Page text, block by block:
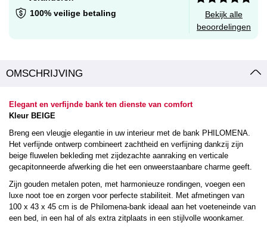
100% veilige betaling
Bekijk alle
beoordelingen
OMSCHRIJVING
Elegant en verfijnde bank ten dienste van comfort
Kleur BEIGE
Breng een vleugje elegantie in uw interieur met de bank PHILOMENA.
Het verfijnde ontwerp combineert zachtheid en verfijning dankzij zijn
beige fluwelen bekleding met zijdezachte aanraking en verticale
gecapitonneerde afwerking die het een onweerstaanbare charme geeft.
Zijn gouden metalen poten, met harmonieuze rondingen, voegen een
luxe noot toe en zorgen voor perfecte stabiliteit. Met afmetingen van
100 x 43 x 45 cm is de Philomena-bank ideaal aan het voeteneinde van
een bed, in een hal of als extra zitplaats in een stijlvolle woonkamer.